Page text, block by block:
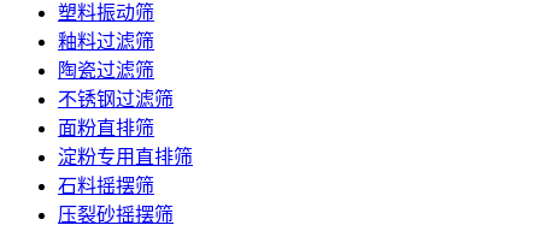
塑料振动筛
釉料过滤筛
陶瓷过滤筛
不锈钢过滤筛
面粉直排筛
淀粉专用直排筛
石料摇摆筛
压裂砂摇摆筛